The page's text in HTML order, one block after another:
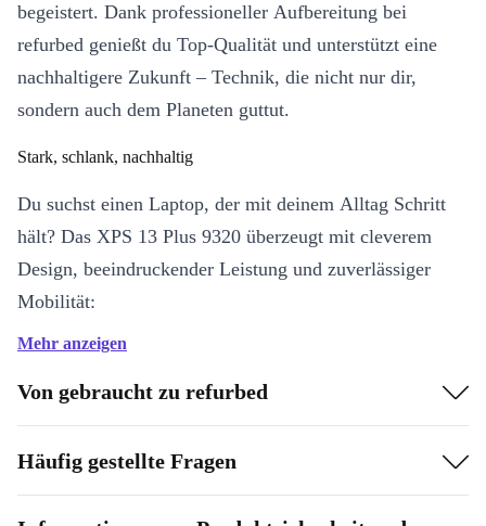
begeistert. Dank professioneller Aufbereitung bei
refurbed genießt du Top-Qualität und unterstützt eine
nachhaltigere Zukunft – Technik, die nicht nur dir,
sondern auch dem Planeten guttut.
Stark, schlank, nachhaltig
Du suchst einen Laptop, der mit deinem Alltag Schritt
hält? Das XPS 13 Plus 9320 überzeugt mit cleverem
Design, beeindruckender Leistung und zuverlässiger
Mobilität:
12-Kern Intel Core i5-Prozessor
ob beim Arbeiten, Streamen oder Surfen.
und zu Hause.
Mehr anzeigen
Von gebraucht zu refurbed
Häufig gestellte Fragen